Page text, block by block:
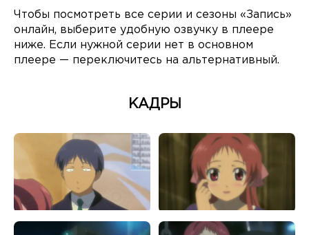
Чтобы посмотреть все серии и сезоны «Запись»
онлайн, выберите удобную озвучку в плеере
ниже. Если нужной серии нет в основном
плеере — переключитесь на альтернативный.
КАДРЫ